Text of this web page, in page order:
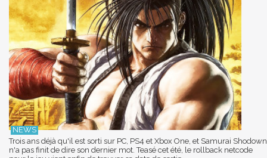
Trois ans déjà qu'il est sorti sur PC, PS4 et Xbox One, et Samurai Shodown
n'a pas finit de dire son dernier mot. Teasé cet été, le rollback netcode